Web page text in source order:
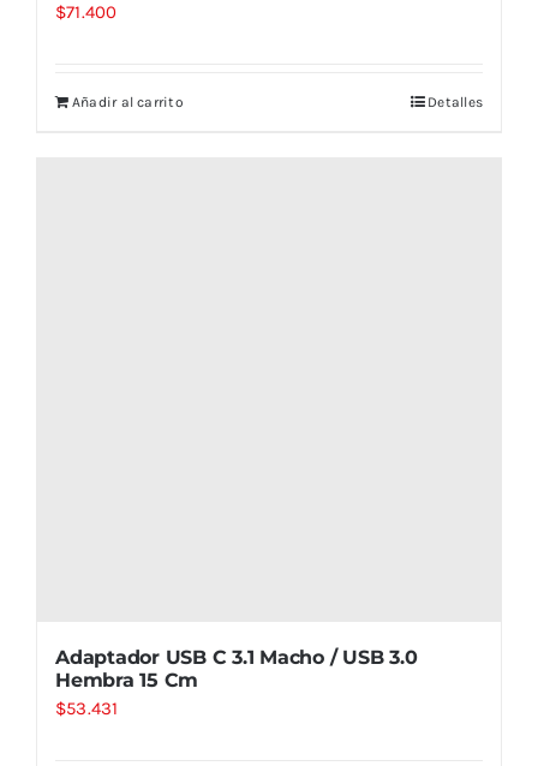
$71.400
Añadir al carrito Detalles
Adaptador USB C 3.1 Macho / USB 3.0
Hembra 15 Cm
$53.431